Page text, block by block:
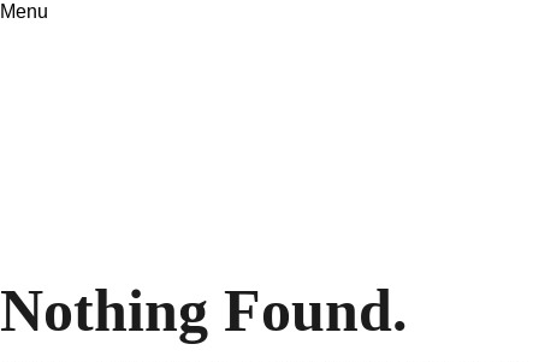
Menu
Nothing Found.